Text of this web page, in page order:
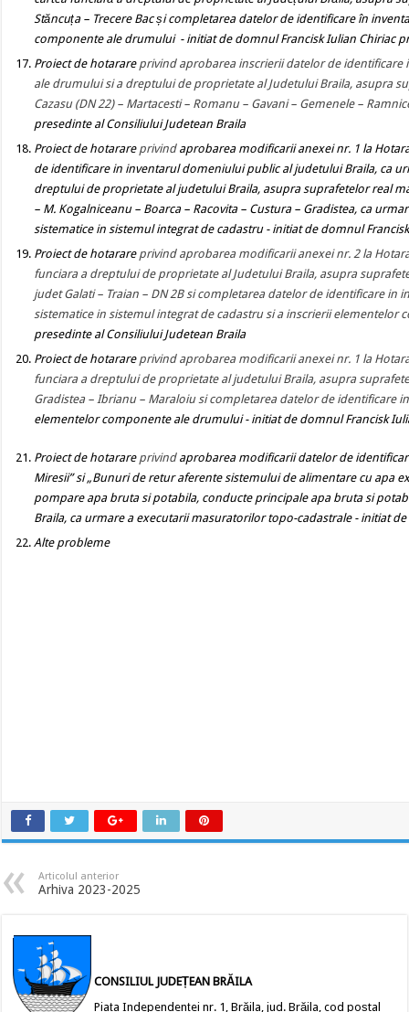
Stăncuța – Trecere Bac și completarea datelor de identificare în
componente ale drumului - initiat de domnul Francisk Iulian Chiriac
Proiect de hotarare privind aprobarea inscrierii datelor de
ale drumului si a dreptului de proprietate al Judetului Braila, asupra
Cazasu (DN 22) – Martacesti – Romanu – Gavani – Gemenele –
presedinte al Consiliului Judetean Braila
Proiect de hotarare privind aprobarea modificarii anexei nr. 1 la
de identificare in inventarul domeniului public al judetului Braila, ca
dreptului de proprietate al judetului Braila, asupra suprafetelor real
– M. Kogalniceanu – Boarca – Racovita – Custura – Gradistea, ca
sistematice in sistemul integrat de cadastru - initiat de domnul
Proiect de hotarare privind aprobarea modificarii anexei nr. 2 la
funciara a dreptului de proprietate al Judetului Braila, asupra
judet Galati – Traian – DN 2B si completarea datelor de identificare
sistematice in sistemul integrat de cadastru si a inscrierii
presedinte al Consiliului Judetean Braila
Proiect de hotarare privind aprobarea modificarii anexei nr. 1 la
funciara a dreptului de proprietate al judetului Braila, asupra
Gradistea – Ibrianu – Maraloiu si completarea datelor de identificare
elementelor componente ale drumului- initiat de domnul Francisk
Proiect de hotarare privind aprobarea modificarii datelor de
Miresii” si „Bunuri de retur aferente sistemului de alimentare cu apa
pompare apa bruta si potabila, conducte principale apa bruta si
Braila, ca urmare a executarii masuratorilor topo-cadastrale - initiat
Alte probleme
Articolul anterior
Arhiva 2023-2025
CONSILIUL JUDEȚEAN BRĂILA
Piața Independenței nr. 1, Brăila, jud. Brăila, cod poștal